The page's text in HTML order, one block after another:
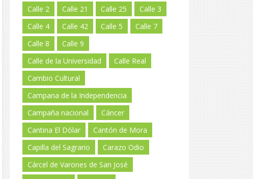
Calle 2
Calle 21 Calle 25
Calle 3
Calle 4
Calle 42 Calle 5
Calle 7
Calle 8
Calle 9
Calle de la Universidad
Calle Real
Cambio Cultural
Campana de la Independencia
Campaña nacional
Cáncer
Cantina El Dólar
Cantón de Mora
Capilla del Sagrario
Carazo Odio
Cárcel de Varones de San José